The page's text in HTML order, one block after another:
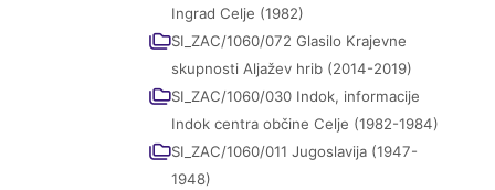
Ingrad Celje (1982)
SI_ZAC/1060/072 Glasilo Krajevne
skupnosti Aljažev hrib (2014-2019)
SI_ZAC/1060/030 Indok, informacije
Indok centra občine Celje (1982-1984)
SI_ZAC/1060/011 Jugoslavija (1947-
1948)